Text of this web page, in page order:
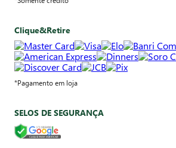
Clique&Retire
*Pagamento em loja
SELOS DE SEGURANÇA